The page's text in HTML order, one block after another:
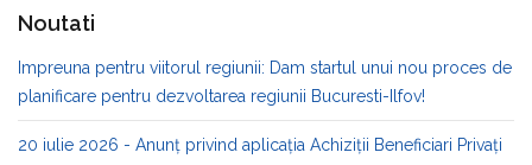
Noutati
Impreuna pentru viitorul regiunii: Dam startul unui nou proces de
planificare pentru dezvoltarea regiunii Bucuresti-Ilfov!
20 iulie 2026 - Anunț privind aplicația Achiziții Beneficiari Privați